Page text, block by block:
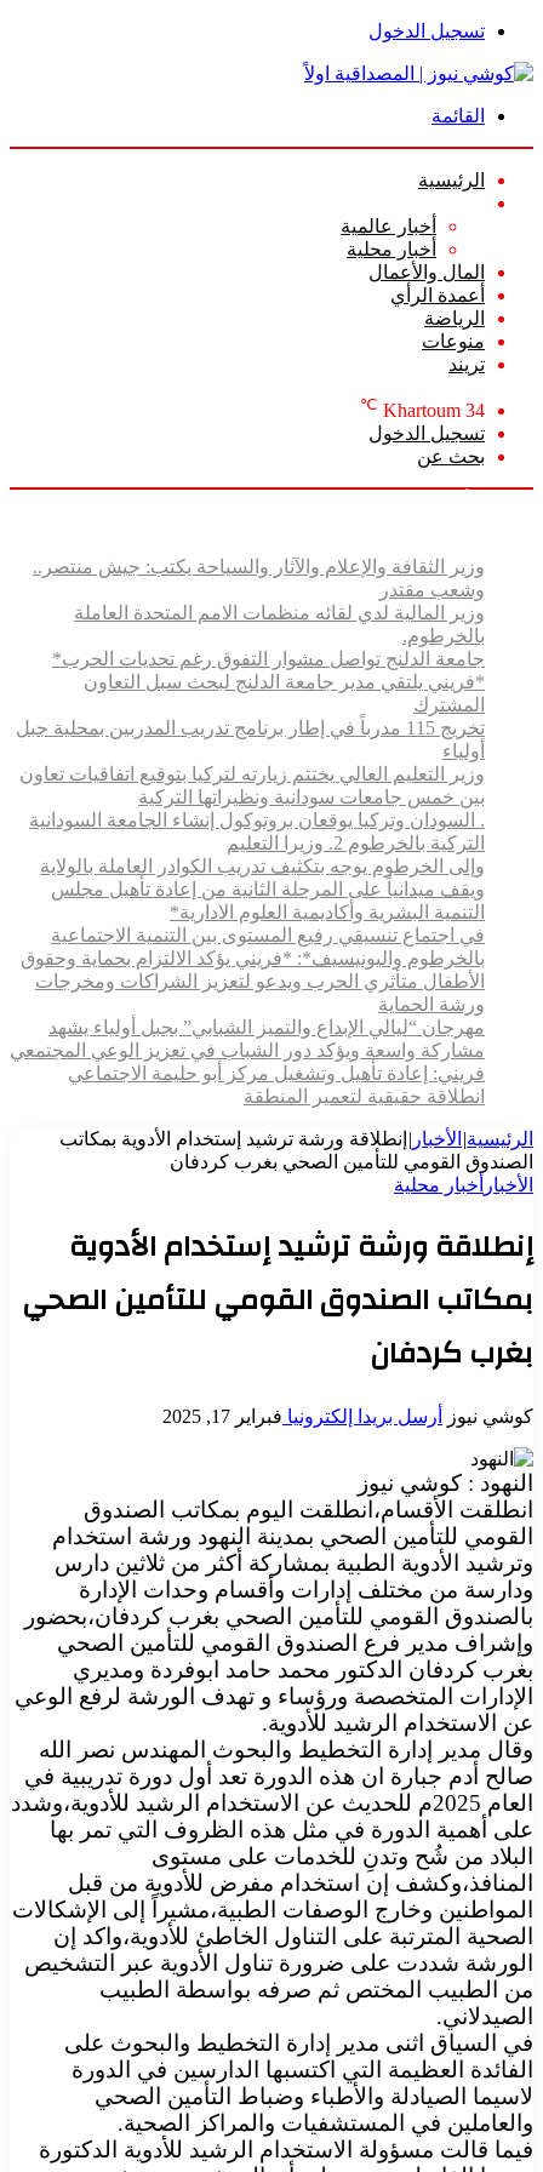
تسجيل الدخول
القائمة
الرئيسية
أخبار عالمية
أخبار محلية
المال والأعمال
أعمدة الرأي
الرياضة
منوعات
تريند
Khartoum 34
℃
تسجيل الدخول
بحث عن
وزير الثقافة والإعلام والآثار والسياحة يكتب: جيش منتصر..
وشعب مقتدر
وزير المالية لدي لقائه منظمات الامم المتحدة العاملة
بالخرطوم.
جامعة الدلنج تواصل مشوار التفوق رغم تحديات الحرب*
*فريني يلتقي مدير جامعة الدلنج لبحث سبل التعاون
المشترك
تخريج 115 مدرباً في إطار برنامج تدريب المدربين بمحلية جبل
أولياء
وزير التعليم العالي يختتم زيارته لتركيا بتوقيع اتفاقيات تعاون
بين خمس جامعات سودانية ونظيراتها التركية
. السودان وتركيا يوقعان بروتوكول إنشاء الجامعة السودانية
التركية بالخرطوم 2. وزيرا التعليم
وإلى الخرطوم يوجه بتكثيف تدريب الكوادر العاملة بالولاية
ويقف ميدانياً على المرحلة الثانية من إعادة تأهيل مجلس
التنمية البشرية وأكاديمية العلوم الادارية*
في اجتماع تنسيقي رفيع المستوى بين التنمية الاجتماعية
بالخرطوم واليونيسيف*: *​فريني يؤكد الالتزام بحماية وحقوق
الأطفال متأثري الحرب ويدعو لتعزيز الشراكات ومخرجات
ورشة الحماية
مهرجان “ليالي الإبداع والتميز الشبابي” بجبل أولياء يشهد
مشاركة واسعة ويؤكد دور الشباب في تعزيز الوعي المجتمعي
فريني: إعادة تأهيل وتشغيل مركز أبو حليمة الاجتماعي
انطلاقة حقيقية لتعمير المنطقة
الرئيسية| الأخبار | إنطلاقة ورشة ترشيد إستخدام الأدوية بمكاتب
الصندوق القومي للتأمين الصحي بغرب كردفان
الأخبار أخبار محلية
إنطلاقة ورشة ترشيد إستخدام الأدوية
بمكاتب الصندوق القومي للتأمين الصحي
بغرب كردفان
كوشي نيوز أرسل بريدا إلكترونيا فبراير 17, 2025
النهود : كوشي نيوز
انطلقت الأقسام،انطلقت اليوم بمكاتب الصندوق
القومي للتأمين الصحي بمدينة النهود ورشة استخدام
وترشيد الأدوية الطبية بمشاركة أكثر من ثلاثين دارس
ودارسة من مختلف إدارات وأقسام وحدات الإدارة
بالصندوق القومي للتأمين الصحي بغرب كردفان،بحضور
وإشراف مدير فرع الصندوق القومي للتأمين الصحي
بغرب كردفان الدكتور محمد حامد ابوفردة ومديري
الإدارات المتخصصة ورؤساء و تهدف الورشة لرفع الوعي
عن الاستخدام الرشيد للأدوية.
وقال مدير إدارة التخطيط والبحوث المهندس نصر الله
صالح أدم جبارة ان هذه الدورة تعد أول دورة تدريبية في
العام 2025م للحديث عن الاستخدام الرشيد للأدوية،وشدد
على أهمية الدورة في مثل هذه الظروف التي تمر بها
البلاد من شُح وتدنِ للخدمات على مستوى
المنافذ،وكشف إن استخدام مفرض للأدوية من قبل
المواطنين وخارج الوصفات الطبية،مشيراً إلى الإشكالات
الصحية المترتبة على التناول الخاطئ للأدوية،واكد إن
الورشة شددت على ضرورة تناول الأدوية عبر التشخيص
من الطبيب المختص ثم صرفه بواسطة الطبيب
الصيدلاني.
في السياق اثنى مدير إدارة التخطيط والبحوث على
الفائدة العظيمة التي اكتسبها الدارسين في الدورة
لاسيما الصيادلة والأطباء وضباط التأمين الصحي
والعاملين في المستشفيات والمراكز الصحية.
فيما قالت مسؤولة الاستخدام الرشيد للأدوية الدكتورة